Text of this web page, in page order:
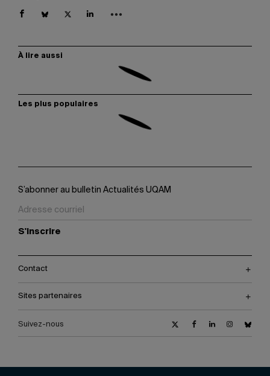
À lire aussi
Les plus populaires
S’abonner au bulletin Actualités UQAM
S'inscrire
Contact
Sites partenaires
Suivez-nous